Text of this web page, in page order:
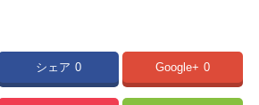
シェア 0 Google+ 0